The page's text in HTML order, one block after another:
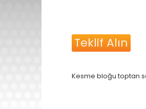
Teklif Alın
Kesme bloğu toptan